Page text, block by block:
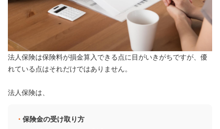
法人保険は保険料が損金算入できる点に目がいきがちですが、優
れている点はそれだけではありません。
法人保険は、
保険金の受け取り方